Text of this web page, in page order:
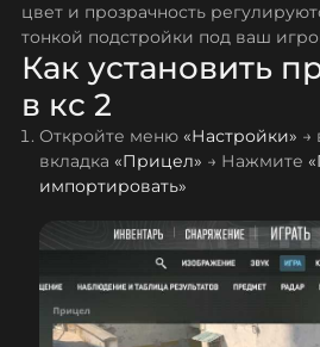
цвет и прозрачность
тонкой подстройки под ваш
Как установить
в кс 2
Откройте меню «Настройки» →
вкладка «Прицел» → Нажмите
импортировать»